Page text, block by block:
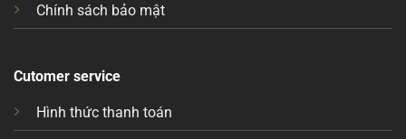
Chính sách bảo mật
Cutomer service
Hình thức thanh toán